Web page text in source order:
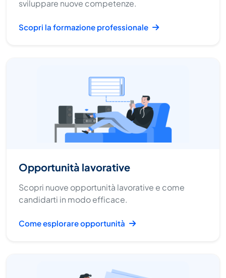
sviluppare nuove competenze.
Scopri la formazione professionale
Opportunità lavorative
Scopri nuove opportunità lavorative e come
candidarti in modo efficace.
Come esplorare opportunità